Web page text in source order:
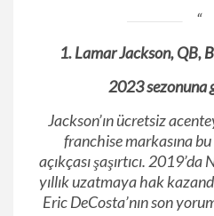
1. Lamar Jackson, QB,
2023 sezonuna
Jackson’ın ücretsiz
franchise markasına
açıkçası şaşırtıcı.
yıllık uzatmaya hak
Eric DeCosta’nın son